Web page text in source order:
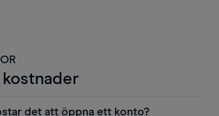
det att öppna ett konto?